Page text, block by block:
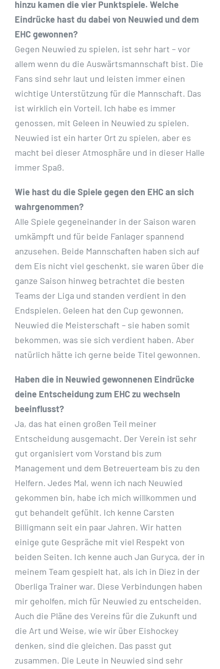
hinzu kamen die vier Punktspiele. Welche
Eindrücke hast du dabei von Neuwied und dem
EHC gewonnen?
Gegen Neuwied zu spielen, ist sehr hart – vor
allem wenn du die Auswärtsmannschaft bist. Die
Fans sind sehr laut und leisten immer einen
wichtige Unterstützung für die Mannschaft. Das
ist wirklich ein Vorteil. Ich habe es immer
genossen, mit Geleen in Neuwied zu spielen.
Neuwied ist ein harter Ort zu spielen, aber es
macht bei dieser Atmosphäre und in dieser Halle
immer Spaß.
Wie hast du die Spiele gegen den EHC an sich
wahrgenommen?
Alle Spiele gegeneinander in der Saison waren
umkämpft und für beide Fanlager spannend
anzusehen. Beide Mannschaften haben sich auf
dem Eis nicht viel geschenkt, sie waren über die
ganze Saison hinweg betrachtet die besten
Teams der Liga und standen verdient in den
Endspielen. Geleen hat den Cup gewonnen,
Neuwied die Meisterschaft – sie haben somit
bekommen, was sie sich verdient haben. Aber
natürlich hätte ich gerne beide Titel gewonnen.
Haben die in Neuwied gewonnenen Eindrücke
deine Entscheidung zum EHC zu wechseln
beeinflusst?
Ja, das hat einen großen Teil meiner
Entscheidung ausgemacht. Der Verein ist sehr
gut organisiert vom Vorstand bis zum
Management und dem Betreuerteam bis zu den
Helfern. Jedes Mal, wenn ich nach Neuwied
gekommen bin, habe ich mich willkommen und
gut behandelt gefühlt. Ich kenne Carsten
Billigmann seit ein paar Jahren. Wir hatten
einige gute Gespräche mit viel Respekt von
beiden Seiten. Ich kenne auch Jan Guryca, der in
meinem Team gespielt hat, als ich in Diez in der
Oberliga Trainer war. Diese Verbindungen haben
mir geholfen, mich für Neuwied zu entscheiden.
Auch die Pläne des Vereins für die Zukunft und
die Art und Weise, wie wir über Eishockey
denken, sind die gleichen. Das passt gut
zusammen. Die Leute in Neuwied sind sehr